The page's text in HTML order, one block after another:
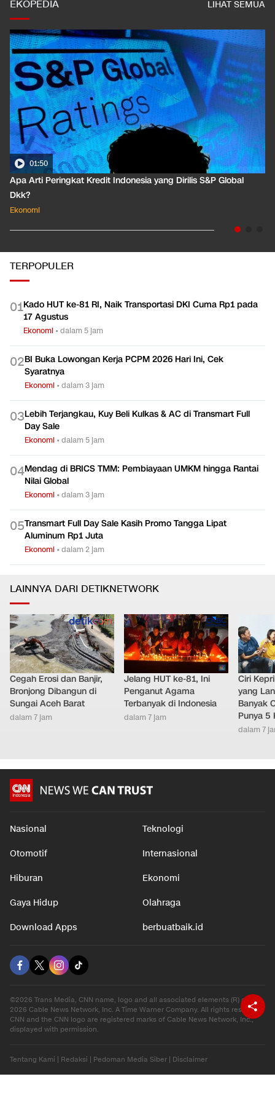
EKOPEDIA LIHAT SEMUA
01:50
Apa Arti Peringkat Kredit Indonesia yang Dirilis S&P Global
Dkk?
Ekonomi
TERPOPULER
01Kado HUT ke-81 RI, Naik Transportasi DKI Cuma Rp1 pada
17 Agustus
Ekonomi •dalam 5 jam
02BI Buka Lowongan Kerja PCPM 2026 Hari Ini, Cek
Syaratnya
Ekonomi •dalam 3 jam
03Lebih Terjangkau, Kuy Beli Kulkas & AC di Transmart Full
Day Sale
Ekonomi •dalam 5 jam
04Mendag di BRICS TMM: Pembiayaan UMKM hingga Rantai
Nilai Global
Ekonomi •dalam 3 jam
05Transmart Full Day Sale Kasih Promo Tangga Lipat
Aluminum Rp1 Juta
Ekonomi •dalam 2 jam
LAINNYA DARI DETIKNETWORK
Cegah Erosi dan Banjir,
Bronjong Dibangun di
Sungai Aceh Barat
dalam 7 jam
Jelang HUT ke-81, Ini
Penganut Agama
Terbanyak di Indonesia
dalam 7 jam
Ciri
yang
Banyak
Punya 5
dalam 7
Nasional Teknologi
Otomotif Internasional
Hiburan Ekonomi
Gaya Hidup Olahraga
Download Apps berbuatbaik.id
©2026 Trans Media, CNN name, logo and all associated elements (R) and ©
2026 Cable News Network, Inc. A Time Warner Company. All rights reserved.
CNN and the CNN logo are registered marks of Cable News Network, Inc.,
displayed with permission.
Tentang Kami Redaksi Pedoman Media Siber Disclaimer